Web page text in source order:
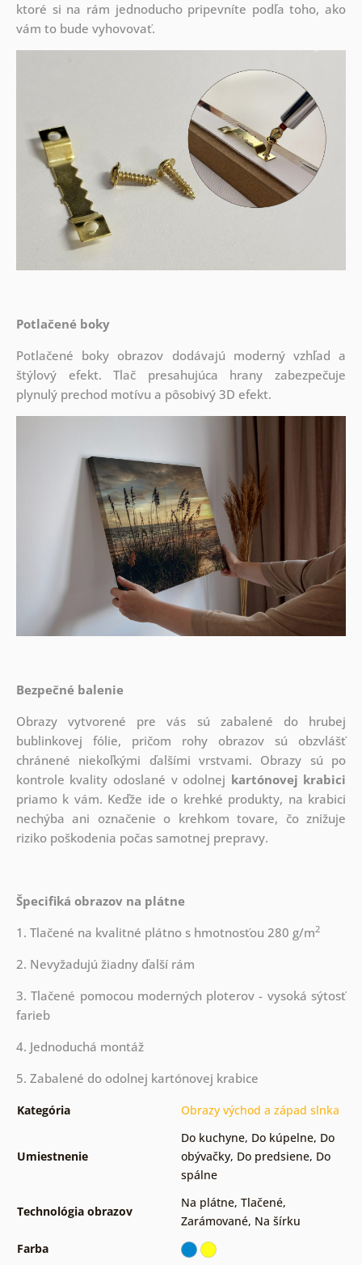
ktoré si na rám jednoducho pripevníte podľa toho, ako
vám to bude vyhovovať.
Potlačené boky
Potlačené boky obrazov dodávajú moderný vzhľad a
štýlový efekt. Tlač presahujúca hrany zabezpečuje
plynulý prechod motívu a pôsobivý 3D efekt.
Bezpečné balenie
Obrazy vytvorené pre vás sú zabalené do hrubej
bublinkovej fólie, pričom rohy obrazov sú obzvlášť
chránené niekoľkými ďalšími vrstvami. Obrazy sú po
kontrole kvality odoslané v odolnej kartónovej krabici
priamo k vám. Keďže ide o krehké produkty, na krabici
nechýba ani označenie o krehkom tovare, čo znižuje
riziko poškodenia počas samotnej prepravy.
Špecifiká obrazov na plátne
1. Tlačené na kvalitné plátno s hmotnosťou 280 g/m2
2. Nevyžadujú žiadny ďalší rám
3. Tlačené pomocou moderných ploterov - vysoká sýtosť
farieb
4. Jednoduchá montáž
5. Zabalené do odolnej kartónovej krabice
Kategória Obrazy východ a západ slnka
Umiestnenie
Do kuchyne, Do kúpelne, Do
obývačky, Do predsiene, Do
spálne
Technológia obrazov
Na plátne, Tlačené,
Zarámované, Na šírku
Farba